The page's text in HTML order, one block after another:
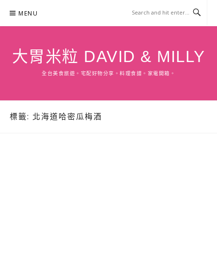
content
MENU
大胃米粒 DAVID & MILLY
全台美食旅遊。宅配好物分享。料理食譜。家電開箱。
標籤: 北海道哈密瓜梅酒